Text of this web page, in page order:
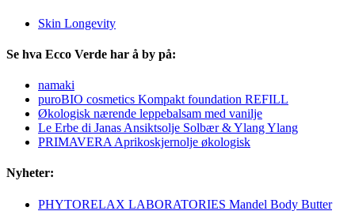
Skin Longevity
Se hva Ecco Verde har å by på:
namaki
puroBIO cosmetics Kompakt foundation REFILL
Økologisk nærende leppebalsam med vanilje
Le Erbe di Janas Ansiktsolje Solbær & Ylang Ylang
PRIMAVERA Aprikoskjernolje økologisk
Nyheter:
PHYTORELAX LABORATORIES Mandel Body Butter